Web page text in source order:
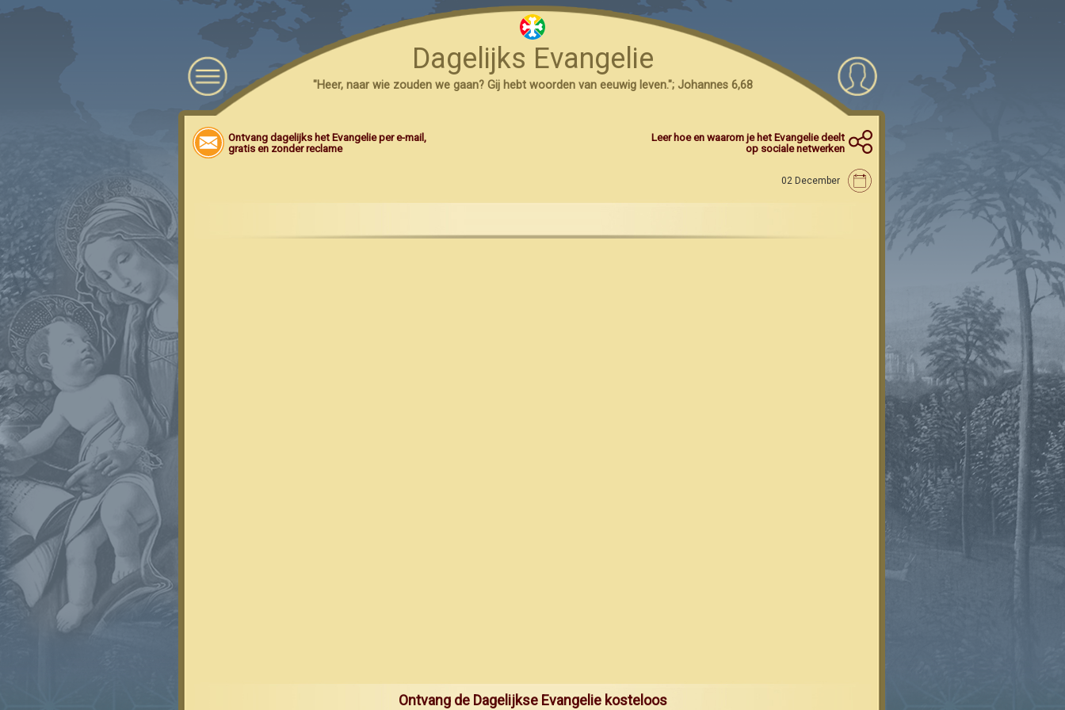
Dagelijks Evangelie
"Heer, naar wie zouden we gaan? Gij hebt woorden van eeuwig leven."; Johannes 6,68
Ontvang dagelijks het Evangelie per e-mail,
gratis en zonder reclame
Leer hoe en waarom je het Evangelie deelt
op sociale netwerken
02 December
Ontvang de Dagelijkse Evangelie kosteloos